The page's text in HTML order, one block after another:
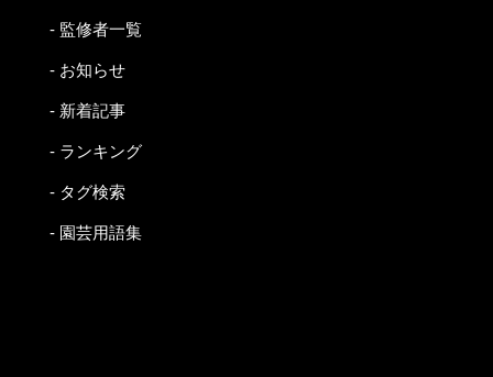
- 監修者一覧
- お知らせ
- 新着記事
- ランキング
- タグ検索
- 園芸用語集